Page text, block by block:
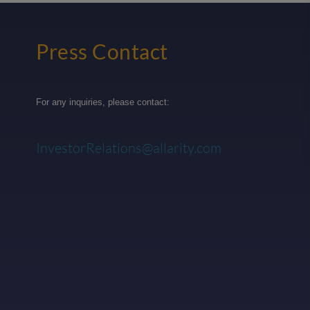
Press Contact
For any inquiries, please contact:
InvestorRelations@allarity.com